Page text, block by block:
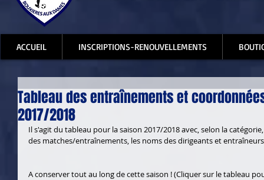
ACCUEIL INSCRIPTIONS-RENOUVELLEMENTS
Tableau des entraînements et
2017/2018
Il s'agit du tableau pour la saison 2017/2018 avec, selon la
des matches/entraînements, les noms des dirigeants et
A conserver tout au long de cette saison ! (Cliquer sur le tableau